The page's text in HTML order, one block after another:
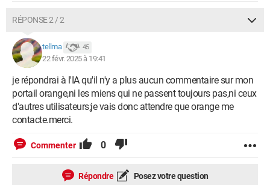
RÉPONSE 2 / 2
tellma 45
22 févr. 2025 à 19:41
je répondrai à l'IA qu'il n'y a plus aucun commentaire sur mon
portail orange,ni les miens qui ne passent toujours pas,ni ceux
d'autres utilisateurs;je vais donc attendre que orange me
contacte.merci.
Commenter 0
Répondre Posez votre question